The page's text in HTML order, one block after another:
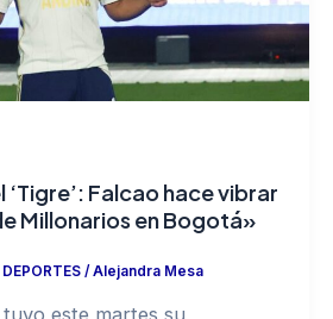
‘Tigre’: Falcao hace vibrar
Millonarios en Bogotá»
DEPORTES/Alejandra Mesa
tuvo este martes su